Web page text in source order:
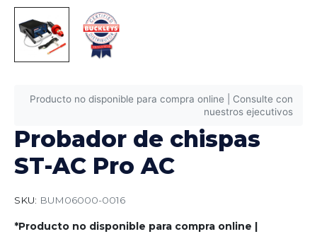
Producto no disponible para compra online | Consulte con
nuestros ejecutivos
Probador de chispas
ST-AC Pro AC
SKU: BUM06000-0016
*Producto no disponible para compra online |